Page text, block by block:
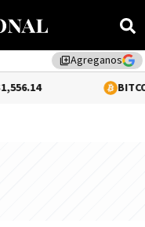
library_addAgreganos
1.06%